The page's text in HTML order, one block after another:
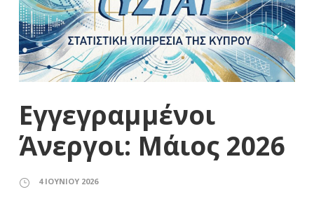
Εγγεγραμμένοι
Άνεργοι: Μάιος 2026
4 ΙΟΥΝΊΟΥ 2026